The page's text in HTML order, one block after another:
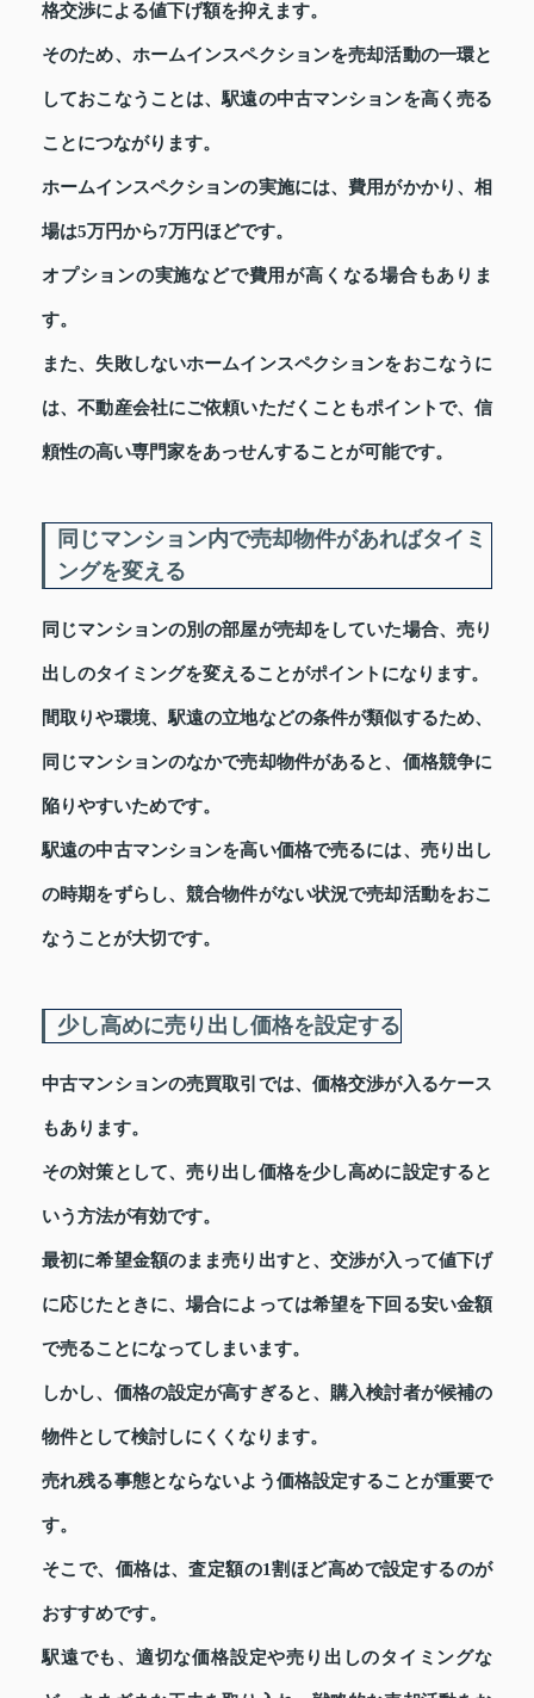
格交渉による値下げ額を抑えます。
そのため、ホームインスペクションを売却活動の一環と
しておこなうことは、駅遠の中古マンションを高く売る
ことにつながります。
ホームインスペクションの実施には、費用がかかり、相
場は5万円から7万円ほどです。
オプションの実施などで費用が高くなる場合もありま
す。
また、失敗しないホームインスペクションをおこなうに
は、不動産会社にご依頼いただくこともポイントで、信
頼性の高い専門家をあっせんすることが可能です。
同じマンション内で売却物件があればタイミ
ングを変える
同じマンションの別の部屋が売却をしていた場合、売り
出しのタイミングを変えることがポイントになります。
間取りや環境、駅遠の立地などの条件が類似するため、
同じマンションのなかで売却物件があると、価格競争に
陥りやすいためです。
駅遠の中古マンションを高い価格で売るには、売り出し
の時期をずらし、競合物件がない状況で売却活動をおこ
なうことが大切です。
少し高めに売り出し価格を設定する
中古マンションの売買取引では、価格交渉が入るケース
もあります。
その対策として、売り出し価格を少し高めに設定すると
いう方法が有効です。
最初に希望金額のまま売り出すと、交渉が入って値下げ
に応じたときに、場合によっては希望を下回る安い金額
で売ることになってしまいます。
しかし、価格の設定が高すぎると、購入検討者が候補の
物件として検討しにくくなります。
売れ残る事態とならないよう価格設定することが重要で
す。
そこで、価格は、査定額の1割ほど高めで設定するのが
おすすめです。
駅遠でも、適切な価格設定や売り出しのタイミングな